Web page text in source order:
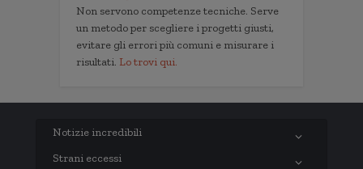
Non servono competenze tecniche. Serve
un metodo per scegliere i progetti giusti,
evitare gli errori più comuni e misurare i
risultati. Lo trovi qui.
Notizie incredibili
Strani eccessi